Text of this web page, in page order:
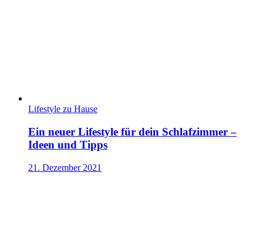
Lifestyle zu Hause
Ein neuer Lifestyle für dein Schlafzimmer –
Ideen und Tipps
21. Dezember 2021